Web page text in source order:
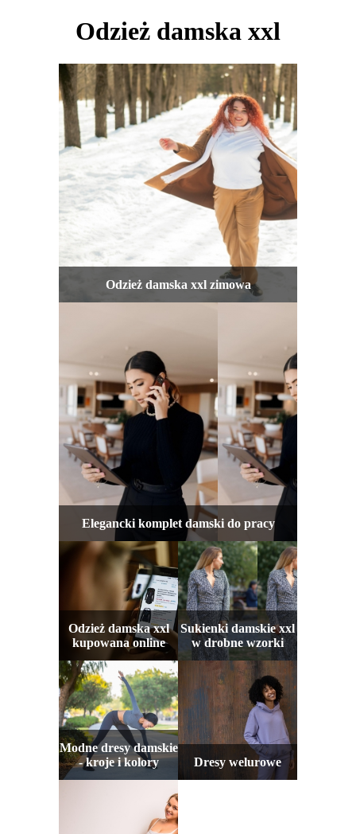
Odzież damska xxl
Odzież damska xxl zimowa
Elegancki komplet damski do pracy
Odzież damska xxl
kupowana online
Sukienki damskie xxl
w drobne wzorki
Modne dresy damskie
- kroje i kolory
Dresy welurowe